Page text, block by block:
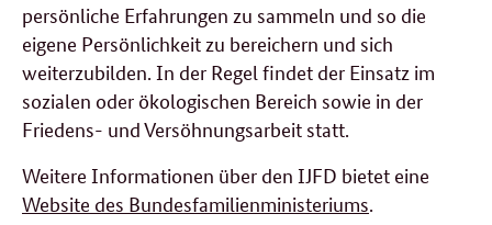
persönliche Erfahrungen zu sammeln und so die
eigene Persönlichkeit zu bereichern und sich
weiterzubilden. In der Regel findet der Einsatz im
sozialen oder ökologischen Bereich sowie in der
Friedens- und Versöhnungsarbeit statt.
Weitere Informationen über den IJFD bietet eine
Website des Bundesfamilienministeriums.